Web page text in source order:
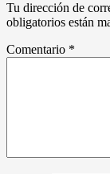
Tu dirección de
obligatorios están
Comentario *